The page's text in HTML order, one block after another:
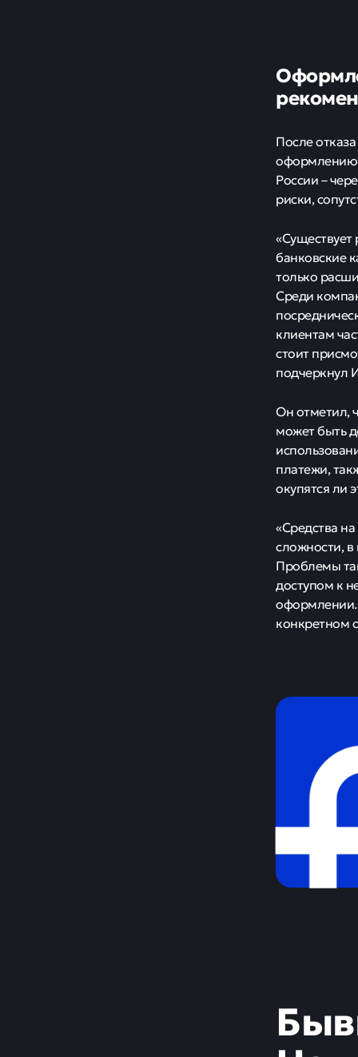
После
оформлению
России –
риски,
банковские
только
Среди
клиентам
стоит
подчеркнул
Он отметил,
может быть
платежи,
окупятся ли
«Средства
сложности,
Проблемы
доступом к
оформлении.
конкретном